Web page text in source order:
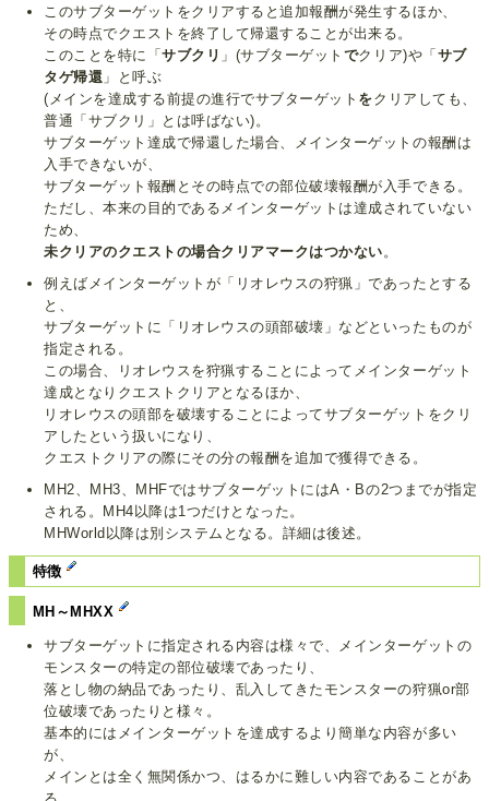
このサブターゲットをクリアすると追加報酬が発生するほか、
その時点でクエストを終了して帰還することが出来る。
このことを特に「サブクリ 」(サブターゲット でクリア)や「 サブ
タゲ帰還 」と呼ぶ
(メインを達成する前提の進行でサブターゲット をクリアしても、
普通「サブクリ」とは呼ばない)。
サブターゲット達成で帰還した場合、メインターゲットの報酬は
入手できないが、
サブターゲット報酬とその時点での部位破壊報酬が入手できる。
ただし、本来の目的であるメインターゲットは達成されていない
ため、
未クリアのクエストの場合クリアマークはつかない。
例えばメインターゲットが「リオレウスの狩猟」であったとする
と、
サブターゲットに「リオレウスの頭部破壊」などといったものが
指定される。
この場合、リオレウスを狩猟することによってメインターゲット
達成となりクエストクリアとなるほか、
リオレウスの頭部を破壊することによってサブターゲットをクリ
アしたという扱いになり、
クエストクリアの際にその分の報酬を追加で獲得できる。
MH2、MH3、MHFではサブターゲットにはA・Bの2つまでが指定
される。MH4以降は1つだけとなった。
MHWorld以降は別システムとなる。詳細は後述。
特徴
MH～MHXX
サブターゲットに指定される内容は様々で、メインターゲットの
モンスターの特定の部位破壊であったり、
落とし物の納品であったり、乱入してきたモンスターの狩猟or部
位破壊であったりと様々。
基本的にはメインターゲットを達成するより簡単な内容が多い
が、
メインとは全く無関係かつ、はるかに難しい内容であることがあ